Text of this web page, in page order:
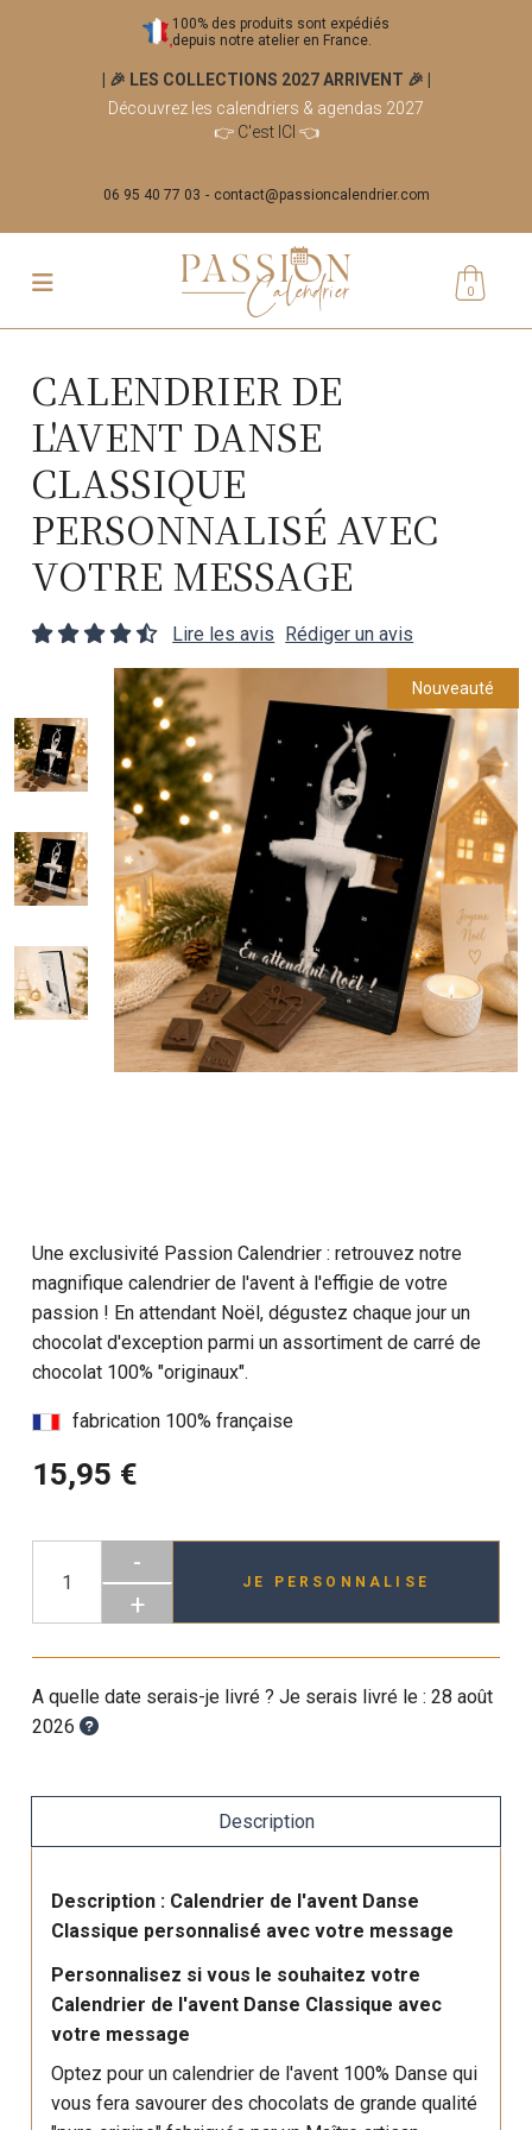
100% des produits sont expédiés
depuis notre atelier en France.
| 🎉 LES COLLECTIONS 2027 ARRIVENT 🎉
Découvrez les calendriers & agendas 2027
👉 C'est ICI 👈
06 95 40 77 03 contact@passioncalendrier.com
0
CALENDRIER DE
L'AVENT DANSE
CLASSIQUE
PERSONNALISÉ AVEC
VOTRE MESSAGE
Lire les avis Rédiger un avis
Nouveauté
Une exclusivité Passion Calendrier : retrouvez notre
magnifique calendrier de l'avent à l'effigie de votre
passion ! En attendant Noël, dégustez chaque jour un
chocolat d'exception parmi un assortiment de carré de
chocolat 100% "originaux".
fabrication 100% française
15,95 €
-
+
JE PERSONNALISE
A quelle date serais-je livré ? Je serais livré le :28 août
2026
Description
Description : Calendrier de l'avent Danse
Classique personnalisé avec votre message
Personnalisez si vous le souhaitez votre
Calendrier de l'avent Danse Classique avec
votre message
Optez pour un calendrier de l'avent 100% Danse qui
vous fera savourer des chocolats de grande qualité